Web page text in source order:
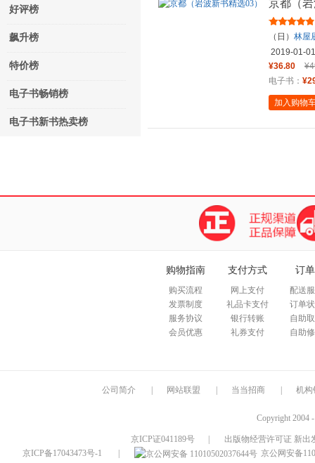
好评榜
飙升榜
特价榜
电子书畅销榜
电子书新书热卖榜
京都（
（日） 林屋
2019-01-01
¥36.80
电子书：
加入购物
购物指南
购买流程
发票制度
服务协议
会员优惠
支付方式
网上支付
礼品卡支付
银行转账
礼券支付
订
配送
订单
自助
自助
公司简介 网站联盟 当当招商 机构
Copyright 2004
京ICP证041189号
出版物经营许可证 新出
京ICP备17043473号-1
京公网安备